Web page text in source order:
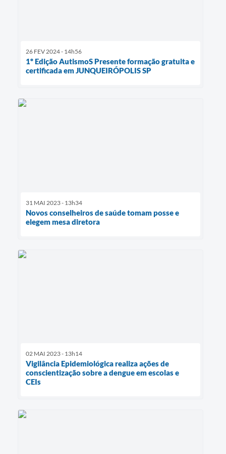
26 FEV 2024 - 14h56
1º Edição AutismoS Presente formação gratuita e
certificada em JUNQUEIRÓPOLIS SP
31 MAI 2023 - 13h34
Novos conselheiros de saúde tomam posse e
elegem mesa diretora
02 MAI 2023 - 13h14
Vigilância Epidemiológica realiza ações de
conscientização sobre a dengue em escolas e
CEIs